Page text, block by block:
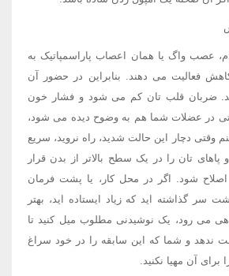
عصب واگ یا همان اعصاب پاراسمپاتیک به
فعالیت می دهند. بنابراین در حضور آن
ضربان قلب تان کم می شود و فشار خون
در عضلات شما هم به وضوح دیده می شود،
وقتی دچار این حالت شدید، راه نروید، سریع
پاهای تان را در یک سطح بالاتر از بدن قرار
شود. اگر در محل کار، یا پشت فرمان
سر گذاشته اید که زیاد ایستاده اید، بهتر
می رود، یک نوشیدنی مطلوب میل کنید تا
و شما که این سابقه را در خود سراغ
برای آن مهیا نکنید.